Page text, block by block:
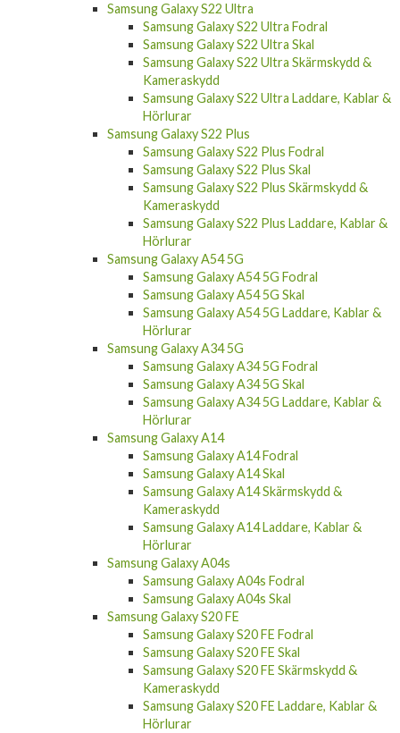
Samsung Galaxy S22 Ultra
Samsung Galaxy S22 Ultra Fodral
Samsung Galaxy S22 Ultra Skal
Samsung Galaxy S22 Ultra Skärmskydd &
Kameraskydd
Samsung Galaxy S22 Ultra Laddare, Kablar &
Hörlurar
Samsung Galaxy S22 Plus
Samsung Galaxy S22 Plus Fodral
Samsung Galaxy S22 Plus Skal
Samsung Galaxy S22 Plus Skärmskydd &
Kameraskydd
Samsung Galaxy S22 Plus Laddare, Kablar &
Hörlurar
Samsung Galaxy A54 5G
Samsung Galaxy A54 5G Fodral
Samsung Galaxy A54 5G Skal
Samsung Galaxy A54 5G Laddare, Kablar &
Hörlurar
Samsung Galaxy A34 5G
Samsung Galaxy A34 5G Fodral
Samsung Galaxy A34 5G Skal
Samsung Galaxy A34 5G Laddare, Kablar &
Hörlurar
Samsung Galaxy A14
Samsung Galaxy A14 Fodral
Samsung Galaxy A14 Skal
Samsung Galaxy A14 Skärmskydd &
Kameraskydd
Samsung Galaxy A14 Laddare, Kablar &
Hörlurar
Samsung Galaxy A04s
Samsung Galaxy A04s Fodral
Samsung Galaxy A04s Skal
Samsung Galaxy S20 FE
Samsung Galaxy S20 FE Fodral
Samsung Galaxy S20 FE Skal
Samsung Galaxy S20 FE Skärmskydd &
Kameraskydd
Samsung Galaxy S20 FE Laddare, Kablar &
Hörlurar